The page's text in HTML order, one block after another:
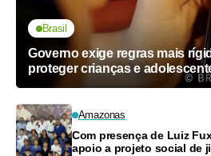
Brasil
Governo exige regras mais
proteger crianças e
Amazonas
Com presença de Luiz
apoio a projeto social de